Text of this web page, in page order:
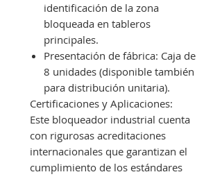
identificación de la zona
bloqueada en tableros
principales.
Presentación de fábrica: Caja de
8 unidades (disponible también
para distribución unitaria).
Certificaciones y Aplicaciones:
Este bloqueador industrial cuenta
con rigurosas acreditaciones
internacionales que garantizan el
cumplimiento de los estándares